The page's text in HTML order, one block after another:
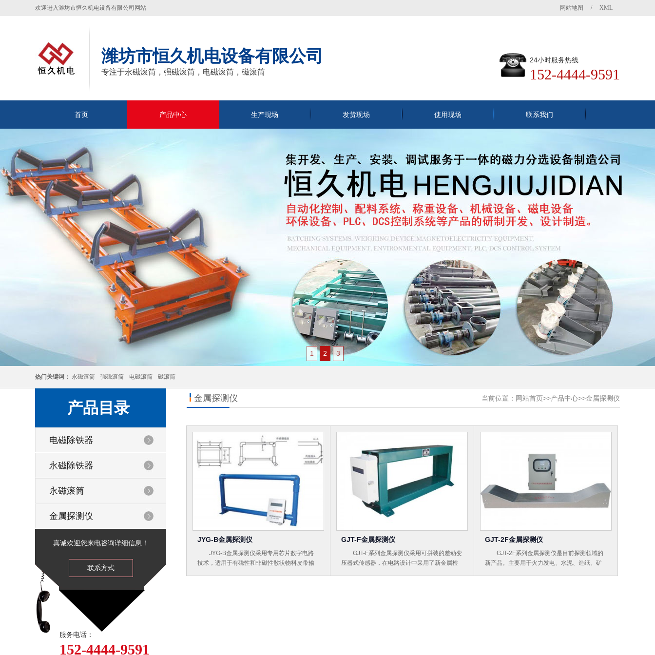
欢迎进入潍坊市恒久机电设备有限公司网站 网站地图 / XML
潍坊市恒久机电设备有限公司
专注于永磁滚筒，强磁滚筒，电磁滚筒，磁滚筒
24小时服务热线
152-4444-9591
首页 产品中心 生产现场 发货现场 使用现场 联系我们
1 2 3
热门关键词： 永磁滚筒 强磁滚筒 电磁滚筒 磁滚筒
产品目录
电磁除铁器
永磁除铁器
永磁滚筒
金属探测仪
真诚欢迎您来电咨询详细信息！
联系方式
服务电话：
152-4444-9591
金属探测仪 当前位置： 网站首页>>产品中心>>金属探测仪
JYG-B金属探测仪
JYG-B金属探测仪采用专用芯片数字电路
技术，适用于有磁性和非磁性散状物料皮带输
GJT-F金属探测仪
GJT-F系列金属探测仪采用可拼装的差动变
压器式传感器，在电路设计中采用了新金属检
GJT-2F金属探测仪
GJT-2F系列金属探测仪是目前探测领域的
新产品。主要用于火力发电、水泥、造纸、矿